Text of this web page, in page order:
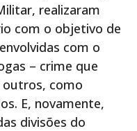
realizaram
com o objetivo de
com o
– crime que
outros, como
E, novamente,
divisões do